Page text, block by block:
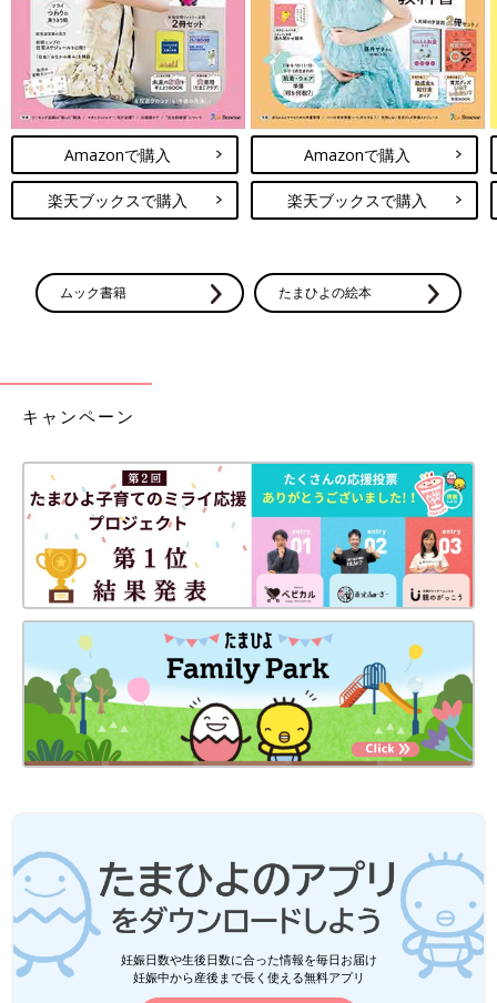
Amazonで購入
楽天ブックスで購入
Amazonで購入
楽天ブックスで購入
ムック書籍 たまひよの絵本
キャンペーン
妊娠日数や生後日数に合った情報を毎日お届け
妊娠中から産後まで長く使える無料アプリ